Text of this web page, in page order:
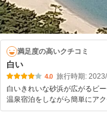
満足度の高いクチコミ
白い
4.0 旅行時期:
白いきれいな砂浜が広がるビ
温泉宿泊をしながら簡単にア